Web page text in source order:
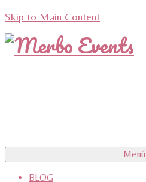
Skip to Main Content
Menú
BLOG